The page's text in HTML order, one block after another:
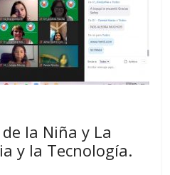
la Niña y La
y la Tecnología.